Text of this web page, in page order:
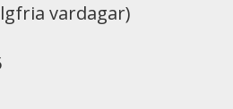
vardagar)